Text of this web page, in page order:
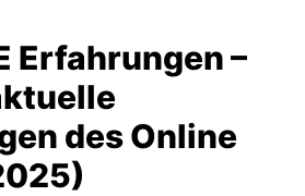
Erfahrungen –
des Online